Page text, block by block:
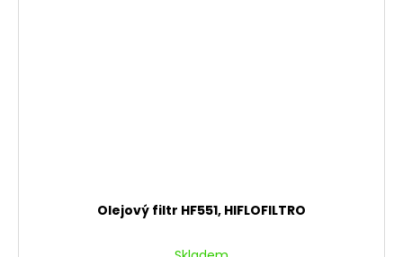
Olejový filtr HF551, HIFLOFILTRO